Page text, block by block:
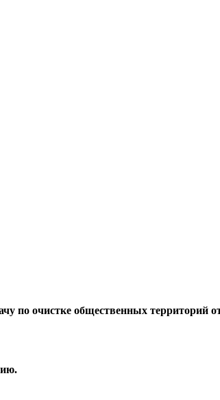
по очистке общественных территорий